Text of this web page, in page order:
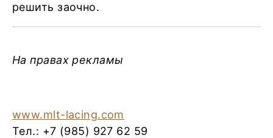
решить заочно.
На правах рекламы
www.mlt-lacing.com
Тел.: +7 (985) 927 62 59